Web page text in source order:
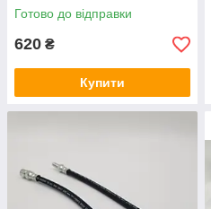
Готово до відправки
620 ₴
Купити